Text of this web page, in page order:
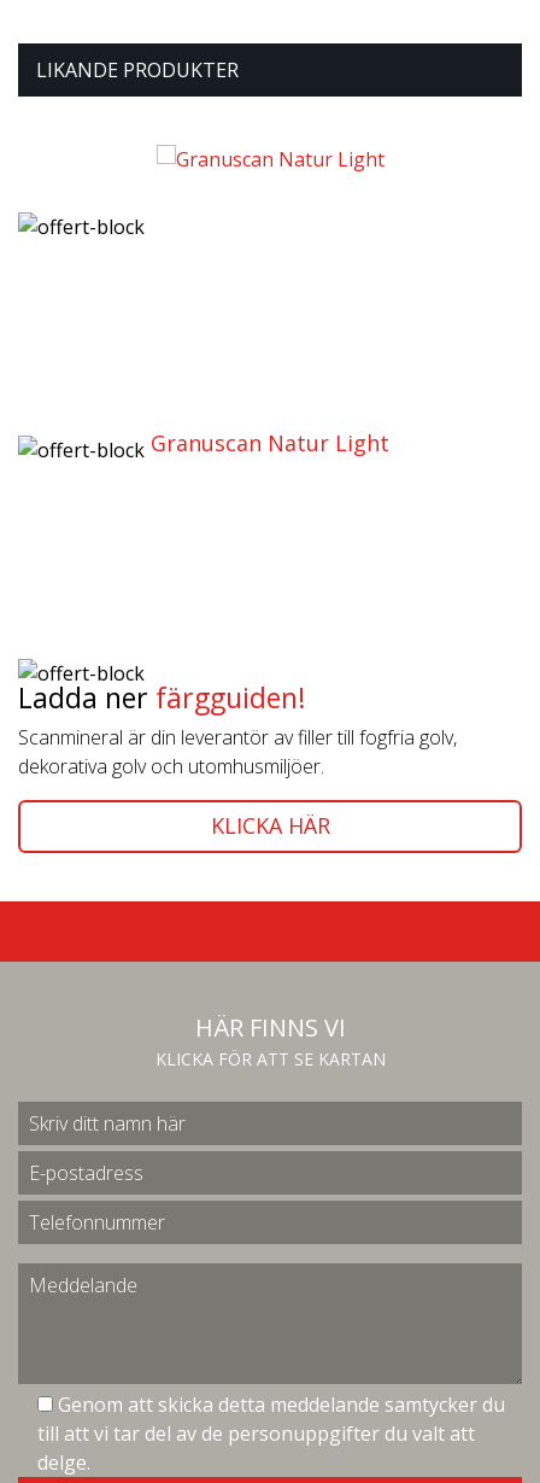
LIKANDE PRODUKTER
Granuscan Natur Light
Ladda ner färgguiden!
Scanmineral är din leverantör av filler till fogfria golv,
dekorativa golv och utomhusmiljöer.
KLICKA HÄR
HÄR FINNS VI
KLICKA FÖR ATT SE KARTAN
Genom att skicka detta meddelande samtycker du
till att vi tar del av de personuppgifter du valt att
delge.